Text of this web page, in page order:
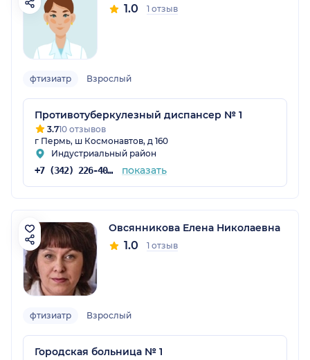
1.0 1 отзыв
фтизиатр Взрослый
Противотуберкулезный диспансер № 1
3.710 отзывов
г Пермь, ш Космонавтов, д 160
Индустриальный район
+7 (342) 226-40-14 показать
Овсянникова Елена Николаевна
1.0 1 отзыв
фтизиатр Взрослый
Городская больница № 1